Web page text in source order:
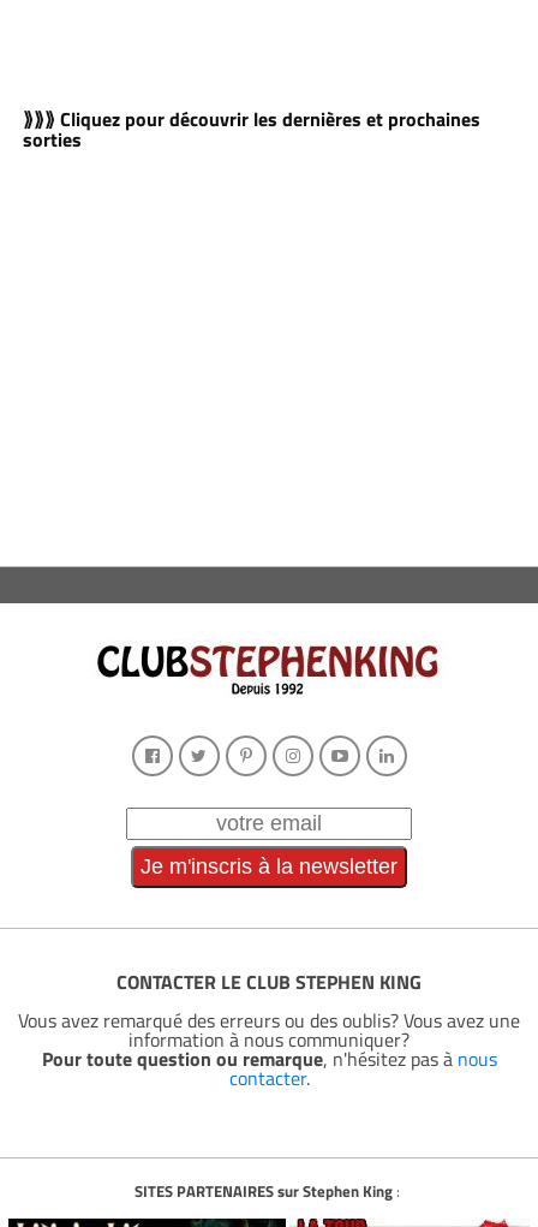
⟫⟫⟫ Cliquez pour découvrir les dernières et prochaines
sorties
CONTACTER LE CLUB STEPHEN KING
Vous avez remarqué des erreurs ou des oublis? Vous avez une
information à nous communiquer?
Pour toute question ou remarque, n'hésitez pas à nous
contacter.
SITES PARTENAIRES sur Stephen King: